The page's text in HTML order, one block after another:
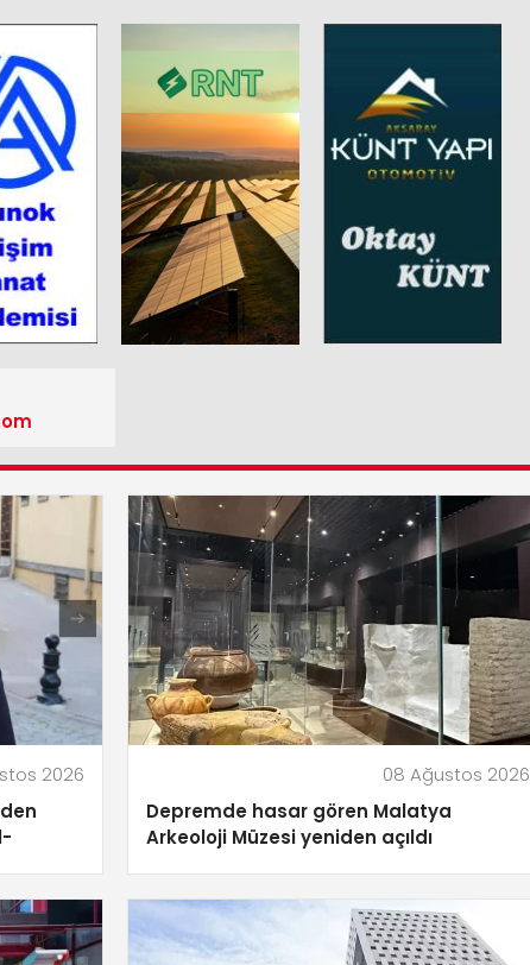
2026
08 Ağustos 2026
Depremde hasar gören Malatya
Arkeoloji Müzesi yeniden açıldı